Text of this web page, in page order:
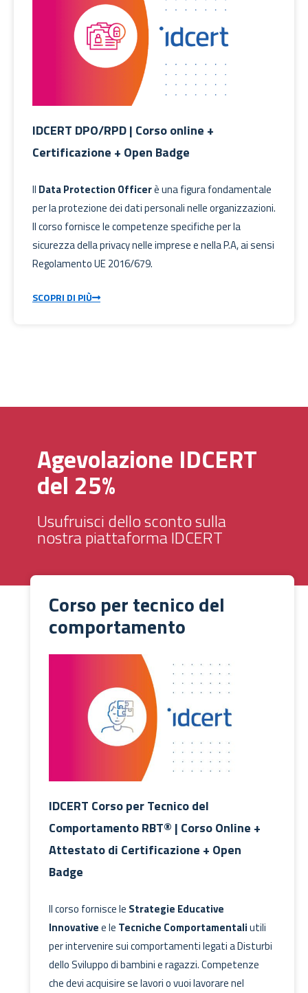
IDCERT DPO/RPD | Corso online +
Certificazione + Open Badge
Il Data Protection Officerè una figura fondamentale
per la protezione dei dati personali nelle organizzazioni.
Il corso fornisce le competenze specifiche per la
sicurezza della privacy nelle imprese e nella P.A, ai sensi
​​Regolamento UE 2016/679.
SCOPRI DI PIÙ
Agevolazione IDCERT
del 25%
Usufruisci dello sconto sulla
nostra piattaforma IDCERT
Corso per tecnico del
comportamento
IDCERT Corso per Tecnico del
Comportamento RBT® | Corso Online +
Attestato di Certificazione + Open
Badge
Il corso fornisce le Strategie Educative
Innovativee le Tecniche Comportamentaliutili
per intervenire sui comportamenti legati a Disturbi
dello Sviluppo di bambini e ragazzi. Competenze
che devi acquisire se lavori o vuoi lavorare nel